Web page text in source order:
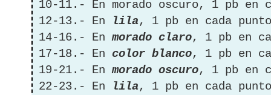
10-11.- En morado oscuro, 1 pb en
12-13.- En lila, 1 pb en cada
14-16.- Enmorado claro, 1 pb en
17-18.- En color blanco, 1 pb en
19-21.- Enmorado oscuro, 1 pb en
22-23.- En
lila, 1 pb en cada